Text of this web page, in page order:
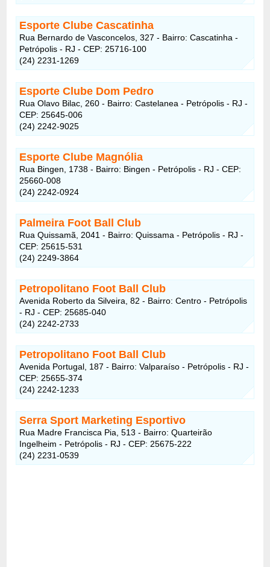
Esporte Clube Cascatinha
Rua Bernardo de Vasconcelos, 327 - Bairro: Cascatinha -
Petrópolis - RJ - CEP: 25716-100
(24) 2231-1269
Esporte Clube Dom Pedro
Rua Olavo Bilac, 260 - Bairro: Castelanea - Petrópolis - RJ -
CEP: 25645-006
(24) 2242-9025
Esporte Clube Magnólia
Rua Bingen, 1738 - Bairro: Bingen - Petrópolis - RJ - CEP:
25660-008
(24) 2242-0924
Palmeira Foot Ball Club
Rua Quissamã, 2041 - Bairro: Quissama - Petrópolis - RJ -
CEP: 25615-531
(24) 2249-3864
Petropolitano Foot Ball Club
Avenida Roberto da Silveira, 82 - Bairro: Centro - Petrópolis
- RJ - CEP: 25685-040
(24) 2242-2733
Petropolitano Foot Ball Club
Avenida Portugal, 187 - Bairro: Valparaíso - Petrópolis - RJ -
CEP: 25655-374
(24) 2242-1233
Serra Sport Marketing Esportivo
Rua Madre Francisca Pia, 513 - Bairro: Quarteirão
Ingelheim - Petrópolis - RJ - CEP: 25675-222
(24) 2231-0539